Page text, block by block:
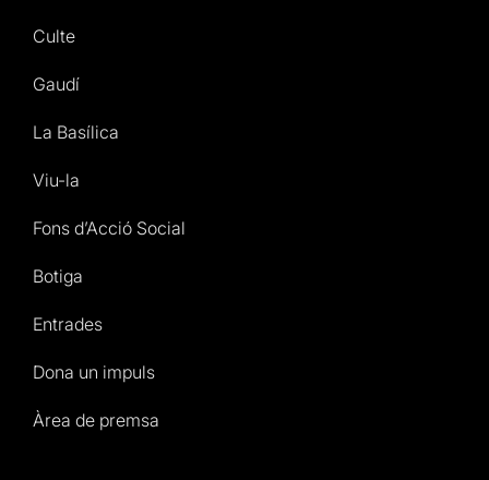
Culte
Gaudí
La Basílica
Viu-la
Fons d’Acció Social
Botiga
Entrades
Dona un impuls
Àrea de premsa